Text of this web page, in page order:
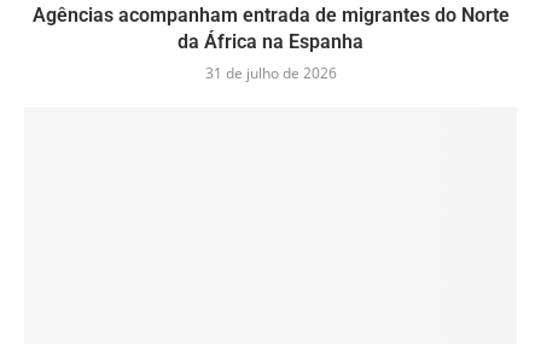
Agências acompanham entrada de migrantes do Norte
da África na Espanha
31 de julho de 2026